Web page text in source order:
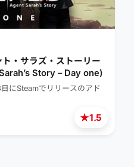
★1.5
・サラズ・ストーリー
Story – Day one)
にSteamでリリースのアド